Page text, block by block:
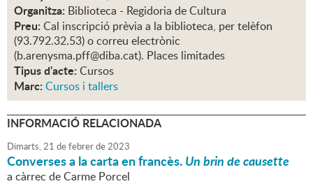
Organitza: Biblioteca - Regidoria de Cultura
Preu: Cal inscripció prèvia a la biblioteca, per telèfon
(93.792.32.53) o correu electrònic
(b.arenysma.pff@diba.cat). Places limitades
Tipus d'acte: Cursos
Marc: Cursos i tallers
INFORMACIÓ RELACIONADA
Dimarts,21 defebrerde2023
Converses a la carta en francès.Un brin de causette
a càrrec de Carme Porcel